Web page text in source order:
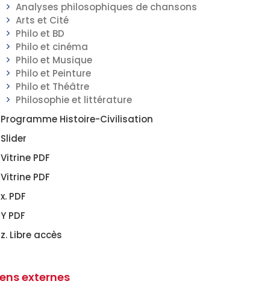
Analyses philosophiques de chansons
Arts et Cité
Philo et BD
Philo et cinéma
Philo et Musique
Philo et Peinture
Philo et Théâtre
Philosophie et littérature
Programme Histoire-Civilisation
Slider
Vitrine PDF
Vitrine PDF
x. PDF
Y PDF
z. Libre accès
externes